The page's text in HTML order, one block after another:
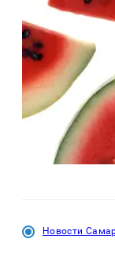
Новости